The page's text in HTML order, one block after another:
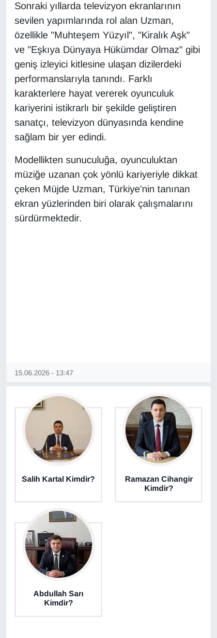
Sonraki yıllarda televizyon ekranlarının
sevilen yapımlarında rol alan Uzman,
özellikle "Muhteşem Yüzyıl", "Kiralık Aşk"
ve "Eşkıya Dünyaya Hükümdar Olmaz" gibi
geniş izleyici kitlesine ulaşan dizilerdeki
performanslarıyla tanındı. Farklı
karakterlere hayat vererek oyunculuk
kariyerini istikrarlı bir şekilde geliştiren
sanatçı, televizyon dünyasında kendine
sağlam bir yer edindi.
Modellikten sunuculuğa, oyunculuktan
müziğe uzanan çok yönlü kariyeriyle dikkat
çeken Müjde Uzman, Türkiye'nin tanınan
ekran yüzlerinden biri olarak çalışmalarını
sürdürmektedir.
15.06.2026 - 13:47
Salih Kartal Kimdir?
Ramazan Cihangir
Kimdir?
Abdullah Sarı
Kimdir?
MAGAZİN
MEDYA
ONE EKONOMİ
POLİTİKA
Resmi İlanlar
RÖPORTAJ
SAĞLIK
Seri İlan
Sinema - TV
YAŞAM
YEREL